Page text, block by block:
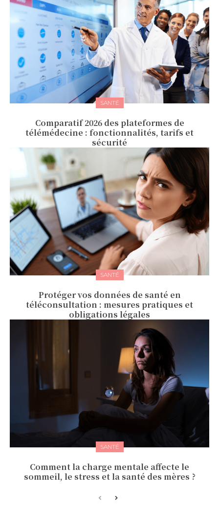
SANTÉ
Comparatif 2026 des plateformes de
télémédecine : fonctionnalités, tarifs et
sécurité
SANTÉ
Protéger vos données de santé en
téléconsultation : mesures pratiques et
obligations légales
SANTÉ
Comment la charge mentale affecte le
sommeil, le stress et la santé des mères ?